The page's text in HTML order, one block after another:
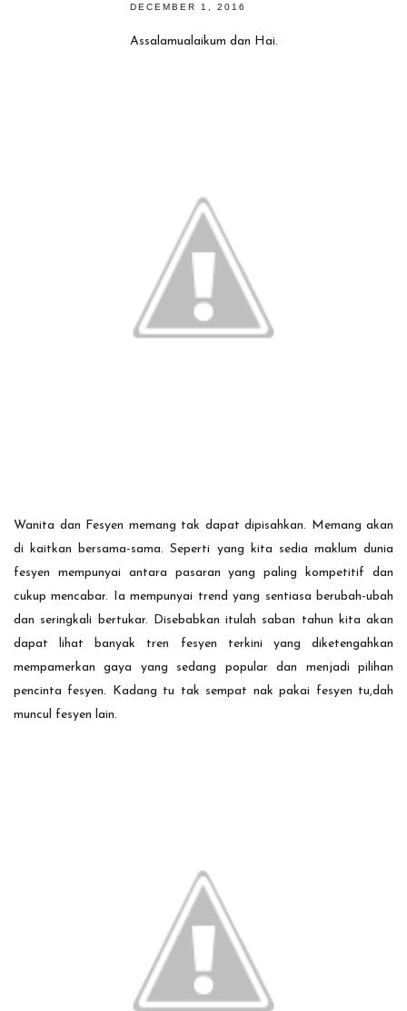
DECEMBER 1, 2016
Assalamualaikum dan Hai.
Wanita dan Fesyen memang tak dapat dipisahkan. Memang akan
di kaitkan bersama-sama. Seperti yang kita sedia maklum dunia
fesyen mempunyai antara pasaran yang paling kompetitif dan
cukup mencabar. Ia mempunyai trend yang sentiasa berubah-ubah
dan seringkali bertukar. Disebabkan itulah saban tahun kita akan
dapat lihat banyak tren fesyen terkini yang diketengahkan
mempamerkan gaya yang sedang popular dan menjadi pilihan
pencinta fesyen. Kadang tu tak sempat nak pakai fesyen tu,dah
muncul fesyen lain.